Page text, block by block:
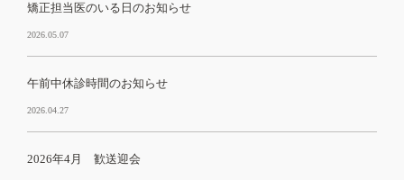
矯正担当医のいる日のお知らせ
2026.05.07
午前中休診時間のお知らせ
2026.04.27
2026年4月 歓送迎会